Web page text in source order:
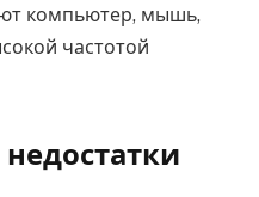
компьютер, мышь,
частотой